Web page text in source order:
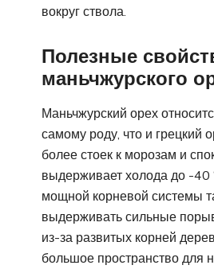
вокруг ствола.
Полезные
маньчжурского
Маньчжурский орех
самому роду, что и грецкий
более стоек к морозам и
выдерживает холода до -40
мощной корневой системы
выдерживать сильные
из-за развитых корней
большое пространство для